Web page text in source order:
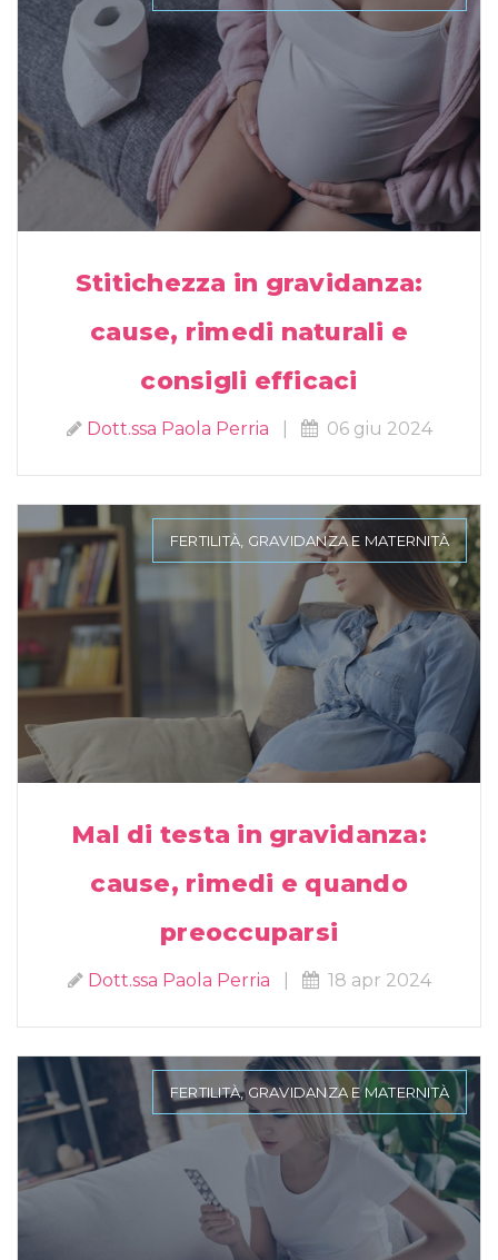
Stitichezza in gravidanza:
cause, rimedi naturali e
consigli efficaci
Dott.ssa Paola Perria 06 giu 2024
FERTILITÀ, GRAVIDANZA E MATERNITÀ
Mal di testa in gravidanza:
cause, rimedi e quando
preoccuparsi
Dott.ssa Paola Perria 18 apr 2024
FERTILITÀ, GRAVIDANZA E MATERNITÀ